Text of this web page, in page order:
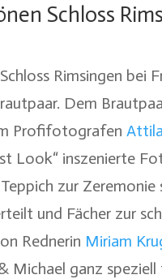
Schloss
Rimsingen bei
Dem
Profifotografen Attila
Look“ inszenierte
zur
und Fächer zur
Rednerin Miriam
ganz